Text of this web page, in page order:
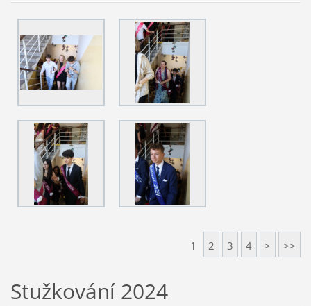
1 2 3 4 > >>
Stužkování 2024